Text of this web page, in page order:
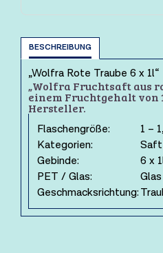
BESCHREIBUNG
„Wolfra Rote Traube 6 x 1l“
„Wolfra Fruchtsaft aus
einem Fruchtgehalt von
Hersteller.
Flaschengröße:
1 –
Kategorien:
Gebinde:
6 x
PET / Glas:
Geschmacksrichtung: